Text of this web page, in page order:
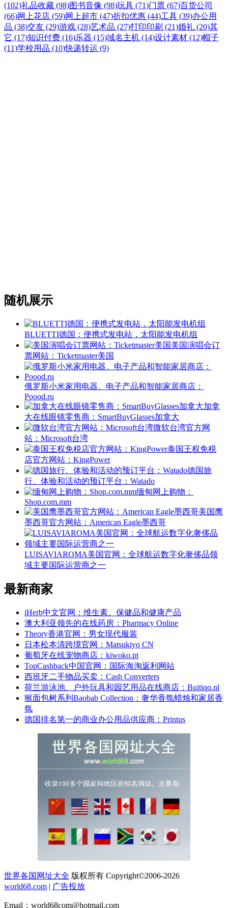
(102)礼品收藏 (98)图书音像 (98)玩具 (71)门票 (67)百货公司
(66)网上花店 (59)网上超市 (47)折扣优惠 (44)工具 (39)办公用
品 (38)交友 (29)游戏 (28)艺术品 (27)打印印刷 (21)婚礼 (20)其
它 (17)知识付费 (16)乐器 (15)域名主机 (14)设计素材 (12)帽子
(11)学校用品 (10)快递转运 (9)
随机展示
BLUETTI德国：便携式发电站，太阳能发电机组
美国演唱会订
票网站：Ticketmaster美国
俄罗斯小米家用电器、电子产品和智能家居商店：
Poood.ru
加拿
大在线眼镜零售商：SmartBuyGlasses加拿大
微软台湾官方网
站：Microsoft台湾
泰国王权免税
店官方网站：KingPower
德国旅
行、体验和活动的预订平台：Watado
缅甸网上购物：
Shop.com.mm
美国鹰
墨西哥官方网站：American Eagle墨西哥
LUISAVIAROMA美国官网：全球航运数字化奢侈品领
域主要国际运营商之一
最新商家
iHerb中文官网：维生素、保健品和健康产品
澳大利亚领先的在线药房：Pharmacy Online
Theory香港官网：男女现代服装
日本松本清跨境官网：Matsukiyo CN
葡萄牙在线宠物商店：kiwoko.pt
TopCashback中国官网：国际海淘返利网站
西班牙二手物品买卖：Cash Converters
荷兰游泳池、户外玩具和园艺用品在线商店：Buitiqo.nl
猴面包树系列Baobab Collection：奢华香氛蜡烛和家居香
氛
德国排名第一的商业办公用品供应商：Printus
世界各国网址大全 版权所有 Copyright©2006-2026
world68.com | 广告投放
Email：world68com@hotmail.com